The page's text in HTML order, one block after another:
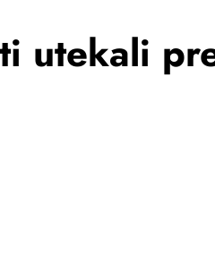
utekali